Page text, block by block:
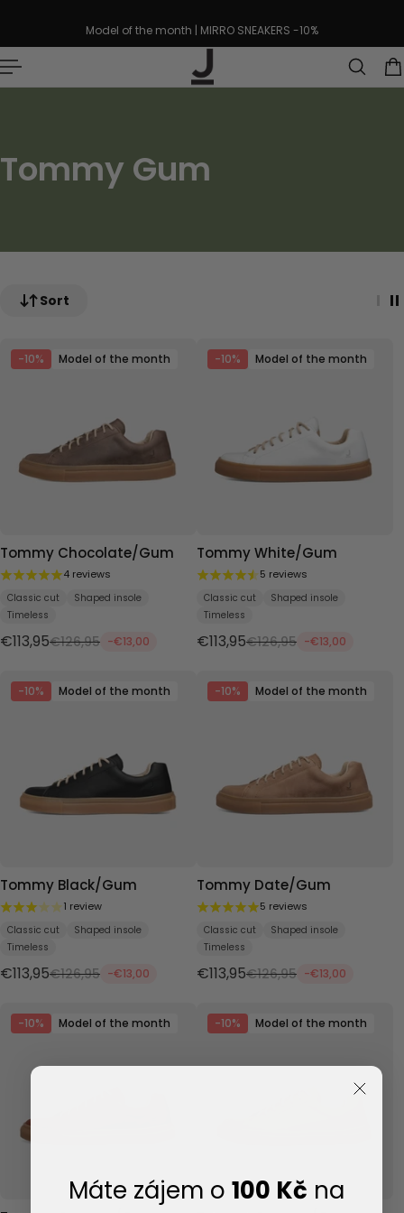
Model of the month | MIRRO SNEAKERS -10%
Tommy Gum
Sort
-10% Model of the month
Tommy Chocolate/Gum
4 reviews
Classic cut
Shaped insole
Timeless
€113,95€126,95 -€13,00
-10% Model of the month
Tommy White/Gum
5 reviews
Classic cut
Shaped insole
Timeless
€113,95€126,95 -€13,00
-10% Model of the month
Tommy Black/Gum
1 review
Classic cut
Shaped insole
Timeless
€113,95€126,95 -€13,00
-10% Model of the month
Tommy Date/Gum
5 reviews
Classic cut
Shaped insole
Timeless
€113,95€126,95 -€13,00
-10% Model of the month -10% Model of the month
Máte zájem o 100 Kč na